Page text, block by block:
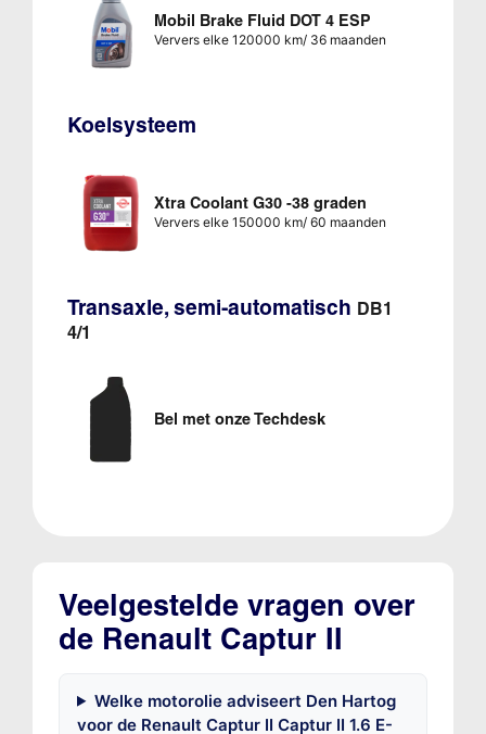
Mobil Brake Fluid DOT 4 ESP
Ververs elke 120000 km/ 36 maanden
Koelsysteem
Xtra Coolant G30 -38 graden
Ververs elke 150000 km/ 60 maanden
Transaxle, semi-automatisch DB1
4/1
Bel met onze Techdesk
Veelgestelde vragen over
de Renault Captur II
Welke motorolie adviseert Den Hartog
voor de Renault Captur II Captur II 1.6 E-